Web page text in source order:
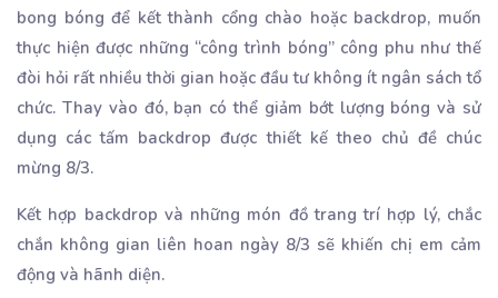
bong bóng để kết thành cổng chào hoặc backdrop, muốn
thực hiện được những “công trình bóng” công phu như thế
đòi hỏi rất nhiều thời gian hoặc đầu tư không ít ngân sách tổ
chức. Thay vào đó, bạn có thể giảm bớt lượng bóng và sử
dụng các tấm backdrop được thiết kế theo chủ đề chúc
mừng 8/3.
Kết hợp backdrop và những món đồ trang trí hợp lý, chắc
chắn không gian liên hoan ngày 8/3 sẽ khiến chị em cảm
động và hãnh diện.